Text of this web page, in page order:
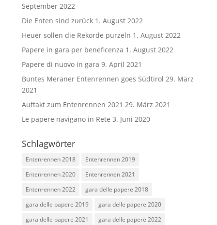
September 2022
Die Enten sind zurück 1. August 2022
Heuer sollen die Rekorde purzeln 1. August 2022
Papere in gara per beneficenza 1. August 2022
Papere di nuovo in gara 9. April 2021
Buntes Meraner Entenrennen goes Südtirol 29. März
2021
Auftakt zum Entenrennen 2021 29. März 2021
Le papere navigano in Rete 3. Juni 2020
Schlagwörter
Entenrennen 2018
Entenrennen 2019
Entenrennen 2020
Entenrennen 2021
Entenrennen 2022
gara delle papere 2018
gara delle papere 2019
gara delle papere 2020
gara delle papere 2021
gara delle papere 2022